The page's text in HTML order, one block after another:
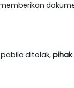
ditolak,